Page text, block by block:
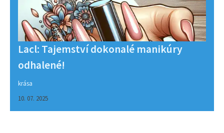
Lacl: Tajemství dokonalé manikúry
odhalené!
krása
10. 07. 2025